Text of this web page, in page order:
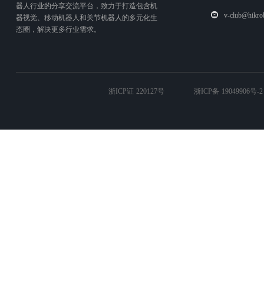
器人行业的分享交流平台，致力于打造包含机
器视觉、移动机器人和关节机器人的多元化生
态圈，解决更多行业需求。
v-
浙ICP证 220127号 浙ICP备 19049906号-2